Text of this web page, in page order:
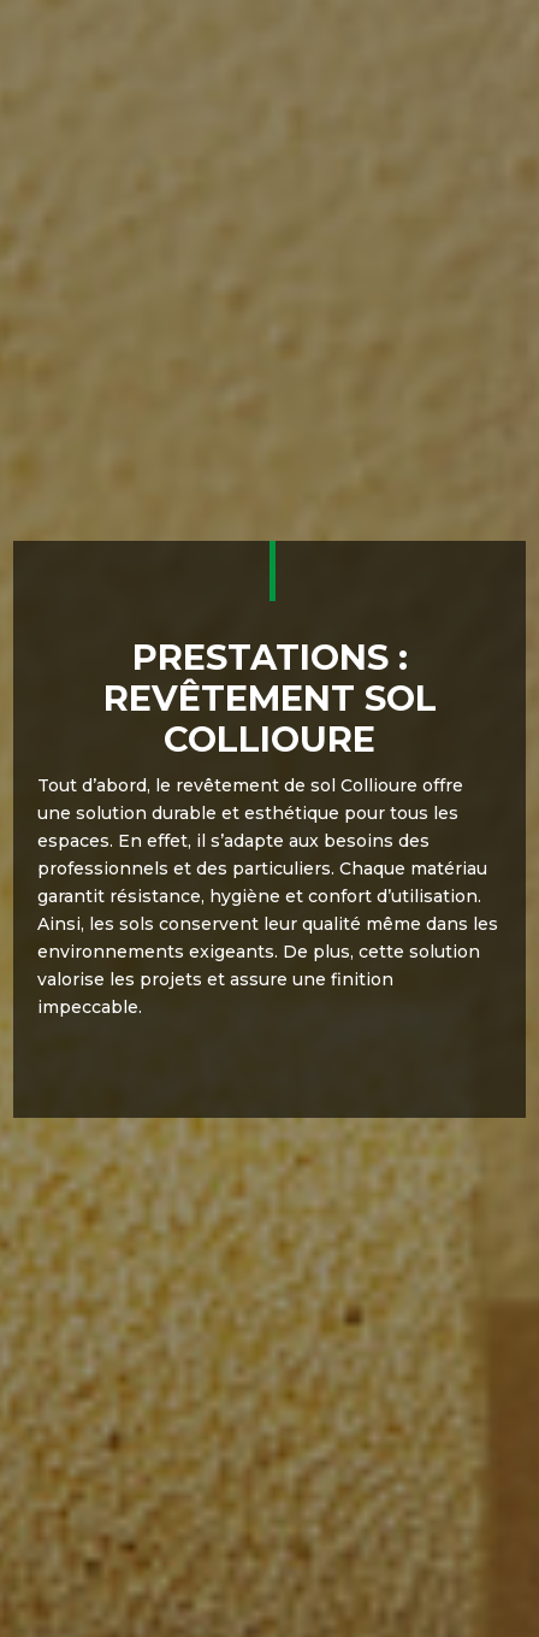
PRESTATIONS :
REVÊTEMENT SOL
COLLIOURE
Tout d’abord, le revêtement de sol Collioure offre
une solution durable et esthétique pour tous les
espaces. En effet, il s’adapte aux besoins des
professionnels et des particuliers. Chaque matériau
garantit résistance, hygiène et confort d’utilisation.
Ainsi, les sols conservent leur qualité même dans les
environnements exigeants. De plus, cette solution
valorise les projets et assure une finition
impeccable.